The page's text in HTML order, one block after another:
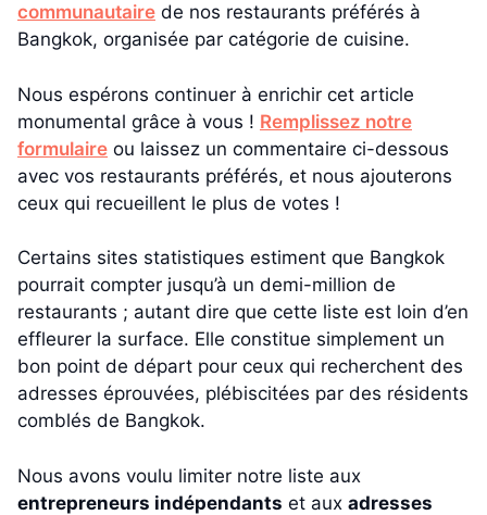
communautaire de nos restaurants préférés à
Bangkok, organisée par catégorie de cuisine.
Nous espérons continuer à enrichir cet article
monumental grâce à vous ! Remplissez notre
formulaire ou laissez un commentaire ci-dessous
avec vos restaurants préférés, et nous ajouterons
ceux qui recueillent le plus de votes !
Certains sites statistiques estiment que Bangkok
pourrait compter jusqu’à un demi-million de
restaurants ; autant dire que cette liste est loin d’en
effleurer la surface. Elle constitue simplement un
bon point de départ pour ceux qui recherchent des
adresses éprouvées, plébiscitées par des résidents
comblés de Bangkok.
Nous avons voulu limiter notre liste aux
entrepreneurs indépendants et aux adresses